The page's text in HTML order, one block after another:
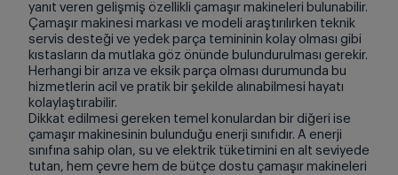
yanıt veren gelişmiş özellikli çamaşır makineleri bulunabilir.
Çamaşır makinesi markası ve modeli araştırılırken teknik
servis desteği ve yedek parça temininin kolay olması gibi
kıstasların da mutlaka göz önünde bulundurulması gerekir.
Herhangi bir arıza ve eksik parça olması durumunda bu
hizmetlerin acil ve pratik bir şekilde alınabilmesi hayatı
kolaylaştırabilir.
Dikkat edilmesi gereken temel konulardan bir diğeri ise
çamaşır makinesinin bulunduğu enerji sınıfıdır. A enerji
sınıfına sahip olan, su ve elektrik tüketimini en alt seviyede
tutan, hem çevre hem de bütçe dostu çamaşır makineleri